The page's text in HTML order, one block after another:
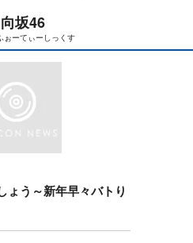
t
坂46
ぉーてぃーしっくす
ょう～新年早々バトり